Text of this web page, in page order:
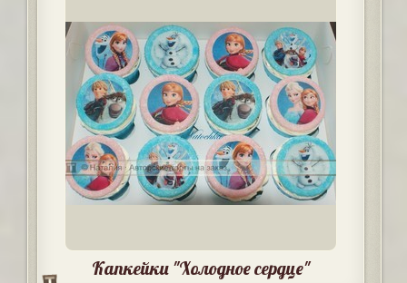
Капкейки "Холодное сердце"